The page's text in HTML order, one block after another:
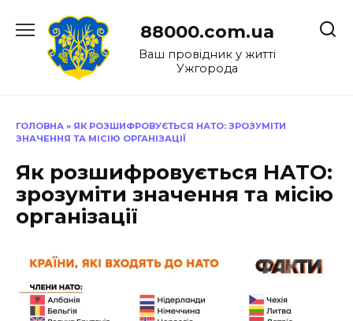
до
88000.com.ua
Ваш провідник у житті
Ужгорода
ГОЛОВНА » ЯК РОЗШИФРОВУЄТЬСЯ НАТО: ЗРОЗУМІТИ
ЗНАЧЕННЯ ТА МІСІЮ ОРГАНІЗАЦІЇ
Як розшифровується НАТО:
зрозуміти значення та місію
організації